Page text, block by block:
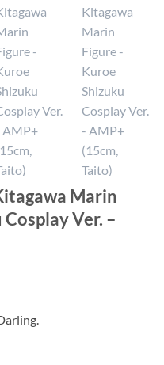
Marin
Ver. –